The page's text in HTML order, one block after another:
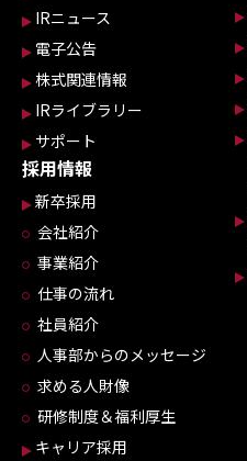
IRニュース
電子公告
株式関連情報
IRライブラリー
サポート
採用情報
新卒採用
会社紹介
事業紹介
仕事の流れ
社員紹介
人事部からのメッセージ
求める人財像
研修制度＆福利厚生
キャリア採用